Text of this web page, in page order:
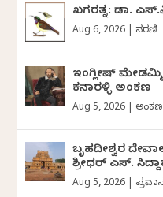
ಖಗರತ್ನ: ಡಾ.
Aug 6, 2026 ಸರಣಿ
ಇಂಗ್ಲೀಷ್
ಕನಾರಳ್ಳಿ ಅಂಕಣ
Aug 5, 2026 ಅಂಕಣ
ಬೃಹದೀಶ್ವರ
ಶ್ರೀಧರ್‌ ಎಸ್.‌
Aug 5, 2026